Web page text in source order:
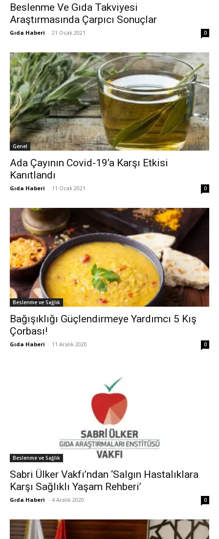
Beslenme Ve Gıda Takviyesi
Araştırmasında Çarpıcı Sonuçlar
Gıda Haberi - 21 Ocak 2021 0
Genel
Ada Çayının Covid-19’a Karşı Etkisi
Kanıtlandı
Gıda Haberi - 11 Ocak 2021 0
Beslenme ve Sağlık
Bağışıklığı Güçlendirmeye Yardımcı 5 Kış
Çorbası!
Gıda Haberi - 11 Aralık 2020 0
Beslenme ve Sağlık
Sabri Ülker Vakfı’ndan ‘Salgın Hastalıklara
Karşı Sağlıklı Yaşam Rehberi’
Gıda Haberi - 4 Aralık 2020 0